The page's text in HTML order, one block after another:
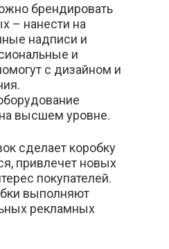
брендировать
– нанести на
надписи и
и
с дизайном и
высшем уровне.
сделает коробку
привлечет новых
покупателей.
выполняют
рекламных